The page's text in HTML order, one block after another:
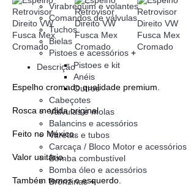
Virabrequim e volantes
Comandos de válvulas
Tuchos
Bielas
Pistoes e acessórios +
Pistoes e kit
Anéis
Outros
Cabeçotes
Válvulas e molas
Balancins e acessórios
Varetas e tubos
Carcaça / Bloco Motor e acessórios
Bomba combustível
Bomba óleo e acessórios
Bronzinas+
Descrição
Espelho cromado qualidade premium.
Rosca medida original
Feito no México.
Valor unitário.
Também temos o esquerdo.